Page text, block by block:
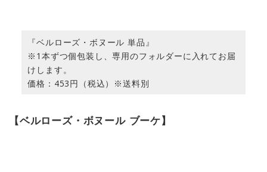
『ベルローズ・ボヌール 単品』
※1本ずつ個包装し、専用のフォルダーに入れてお届
けします。
価格：453円（税込）※送料別
【ベルローズ・ボヌール ブーケ】